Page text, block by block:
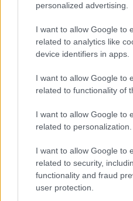
personalized advertising.
I want to allow Google to
related to analytics like
device identifiers in apps.
I want to allow Google to
related to functionality of
I want to allow Google to
related to personalization.
I want to allow Google to
related to security,
functionality and fraud
user protection.
(SYBTC)
(BTC)
kpk ETH Yield
(KPK ETH YIELD)